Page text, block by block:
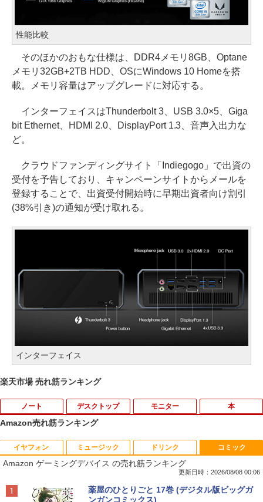
性能比較
そのほかのおもな仕様は、DDR4メモリ8GB、Optane
メモリ32GB+2TB HDD、OSにWindows 10 Homeを搭
載。メモリ容量はアップグレードに対応する。
インターフェイスはThunderbolt 3、USB 3.0×5、Giga
bit Ethernet、HDMI 2.0、DisplayPort 1.3、音声入出力な
ど。
クラウドファンディングサイト「Indiegogo」で出資の
受付を予告しており、キャンペーンサイトからメールを
登録することで、出資受付開始時に早期出資者向け割引
(38%引き)の通知が受け取れる。
インターフェイス
楽天市場 売れ筋ランキング
ノート デスクトップ モニター 本
1
数学 大学入試問題解答集 2026 国公立大
編
￥5,665
Amazon売れ筋ランキング
イヤフォン
Anker Soundcore P40i オフホワイト
ミュージック
BRUCE WAYNE feat. Flo Milli, ATL Jacob
[Explicit]
ドリンク
【Amazon.co.jp限定】 い・ろ・は・す 2L P
ET ラベルレス ×8本
コミック
Amazon ゲーミングデバイス の売れ筋ランキング
更新日時：2026/08/08 00:06
薬屋のひとりごと 17巻 (デジタル版ビッグガ
ンガンコミックス)